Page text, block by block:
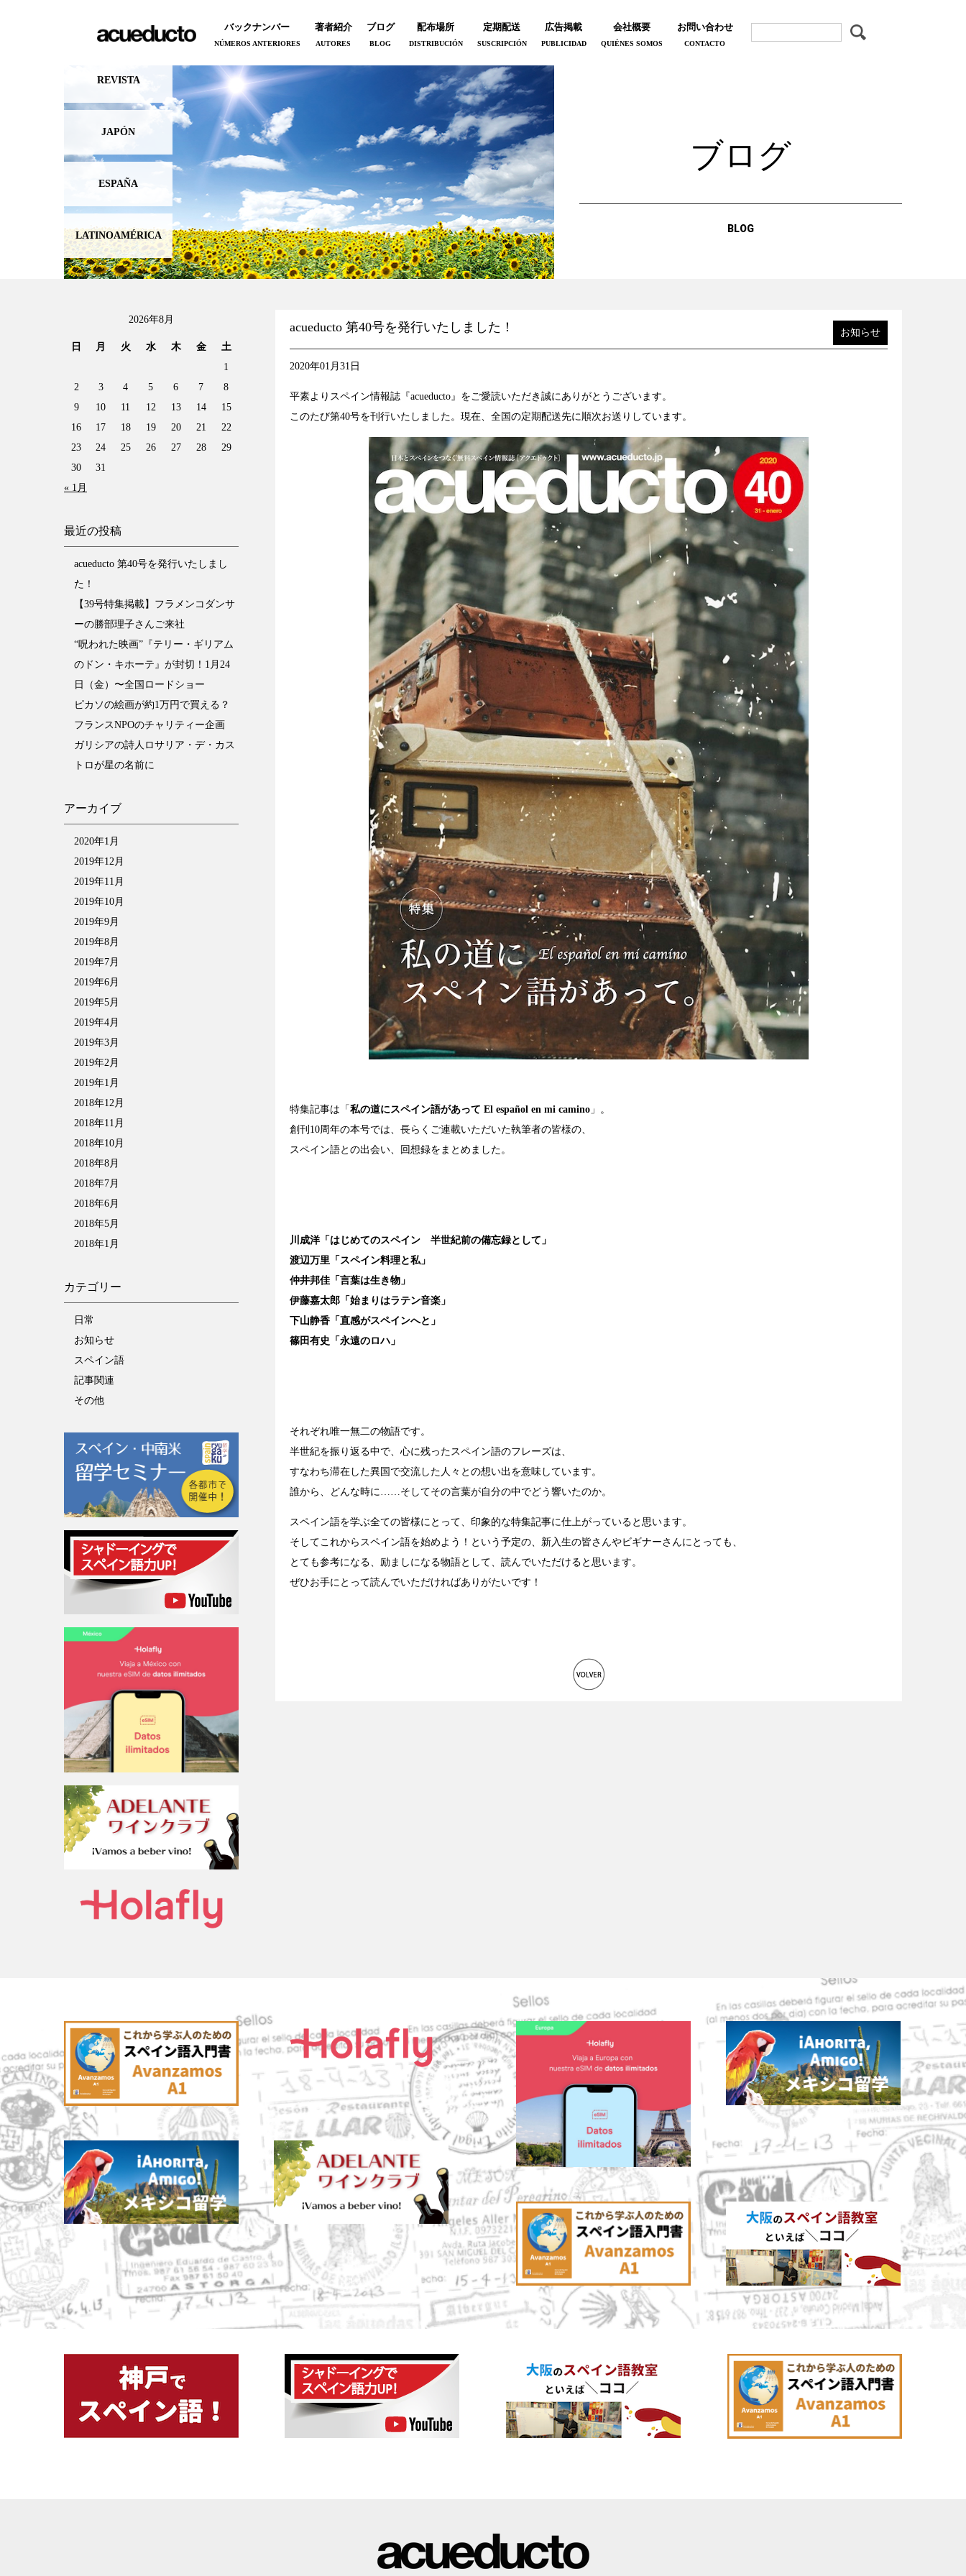
バックナンバー
NÚMEROS ANTERIORES
著者紹介
AUTORES
ブログ
BLOG
配布場所
DISTRIBUCIÓN
定期配送
SUSCRIPCIÓN
広告掲載
PUBLICIDAD
会社概要
QUIÉNES SOMOS
お問い合わせ
CONTACTO
REVISTA
JAPÓN
ESPAÑA
LATINOAMÉRICA
ブログ
BLOG
2026年8月
日 月 火 水 木 金 土
« 1月
1
2
3 4 5 6 7
8
9
10 11 12 13 14
15
16
17 18 19 20 21
22
23
24 25 26 27 28
29
30
31
最近の投稿
acueducto 第40号を発行いたしまし
た！
【39号特集掲載】フラメンコダンサ
ーの勝部理子さんご来社
“呪われた映画”『テリー・ギリアム
のドン・キホーテ』が封切！1月24
日（金）〜全国ロードショー
ピカソの絵画が約1万円で買える？
フランスNPOのチャリティー企画
ガリシアの詩人ロサリア・デ・カス
トロが星の名前に
アーカイブ
2020年1月
2019年12月
2019年11月
2019年10月
2019年9月
2019年8月
2019年7月
2019年6月
2019年5月
2019年4月
2019年3月
2019年2月
2019年1月
2018年12月
2018年11月
2018年10月
2018年8月
2018年7月
2018年6月
2018年5月
2018年1月
カテゴリー
日常
お知らせ
スペイン語
記事関連
その他
acueducto 第40号を発行いたしました！ お知らせ
2020年01月31日
平素よりスペイン情報誌『acueducto』をご愛読いただき誠にありがとうございます。
このたび第40号を刊行いたしました。現在、全国の定期配送先に順次お送りしています。
特集記事は「 私の道にスペイン語があって El español en mi camino 」。
創刊10周年の本号では、長らくご連載いただいた執筆者の皆様の、
スペイン語との出会い、回想録をまとめました。
川成洋「はじめてのスペイン 半世紀前の備忘録として」
渡辺万里「スペイン料理と私」
仲井邦佳「言葉は生き物」
伊藤嘉太郎「始まりはラテン音楽」
下山静香「直感がスペインへと」
篠田有史「永遠のロハ」
それぞれ唯一無二の物語です。
半世紀を振り返る中で、心に残ったスペイン語のフレーズは、
すなわち滞在した異国で交流した人々との想い出を意味しています。
誰から、どんな時に……そしてその言葉が自分の中でどう響いたのか。
スペイン語を学ぶ全ての皆様にとって、印象的な特集記事に仕上がっていると思います。
そしてこれからスペイン語を始めよう！という予定の、新入生の皆さんやビギナーさんにとっても、
とても参考になる、励ましになる物語として、読んでいただけると思います。
ぜひお手にとって読んでいただければありがたいです！